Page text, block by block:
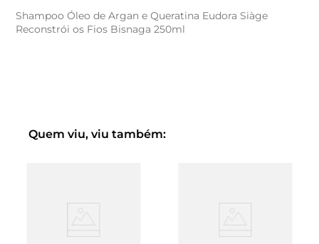
Shampoo Óleo de Argan e Queratina Eudora Siàge
Reconstrói os Fios Bisnaga 250ml
Quem viu, viu também: